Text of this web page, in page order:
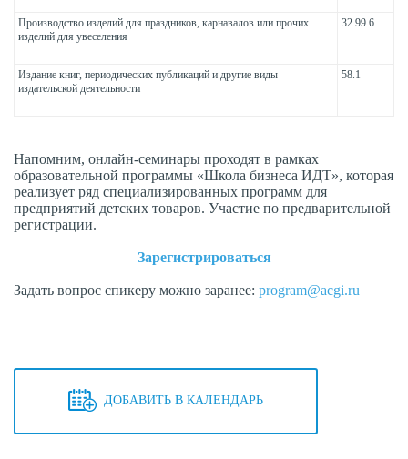
Производство изделий для праздников, карнавалов или прочих
изделий для увеселения
32.99.6
Издание книг, периодических публикаций и другие виды
издательской деятельности
58.1
Напомним, онлайн-семинары проходят в рамках
образовательной программы «Школа бизнеса ИДТ», которая
реализует ряд специализированных программ для
предприятий детских товаров. Участие по предварительной
регистрации.
Зарегистрироваться
Задать вопрос спикеру можно заранее: program@acgi.ru
ДОБАВИТЬ В КАЛЕНДАРЬ